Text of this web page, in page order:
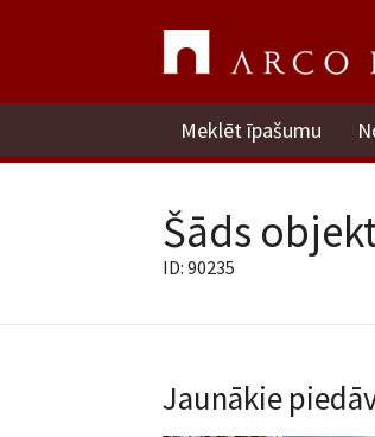
Meklēt īpašumu
Šāds
ID: 90235
Jaunākie